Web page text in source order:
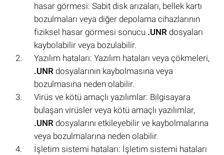
hasar görmesi: Sabit disk arızaları, bellek kartı
bozulmaları veya diğer depolama cihazlarının
fiziksel hasar görmesi sonucu .UNR dosyaları
kaybolabilir veya bozulabilir.
Yazılım hataları: Yazılım hataları veya çökmeleri,
.UNR dosyalarının kaybolmasına veya
bozulmasına neden olabilir.
Virüs ve kötü amaçlı yazılımlar: Bilgisayara
bulaşan virüsler veya kötü amaçlı yazılımlar,
.UNR dosyalarını etkileyebilir ve kaybolmalarına
veya bozulmalarına neden olabilir.
İşletim sistemi hataları: İşletim sistemi hataları